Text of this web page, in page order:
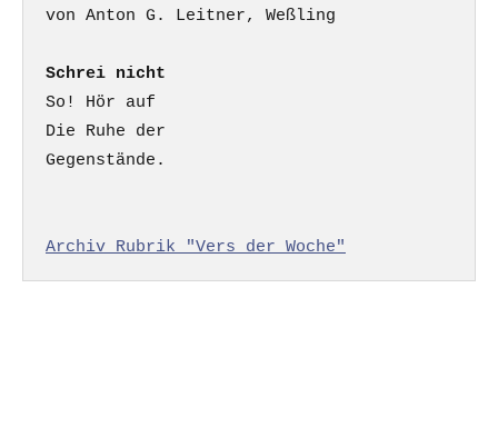
Schrei nicht
So! Hör auf
Die Ruhe der
Gegenstände.
Archiv Rubrik "Vers der Woche"